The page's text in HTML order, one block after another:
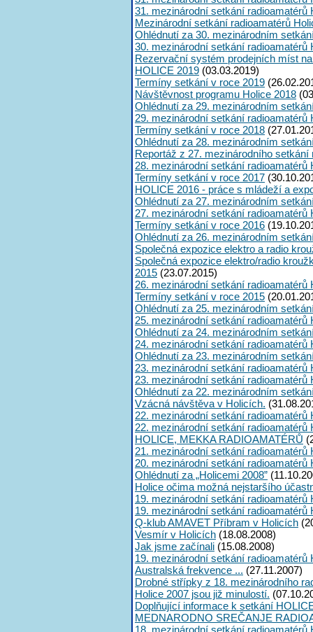
31. mezinárodní setkání radioamatérů
Mezinárodní setkání radioamatérů
Ohlédnutí za 30. mezinárodním
30. mezinárodní setkání radioamatérů
Rezervační systém prodejních míst
HOLICE 2019 (03.03.2019)
Termíny setkání v roce 2019
Návštěvnost programu Holice 2018
Ohlédnutí za 29. mezinárodním
29. mezinárodní setkání radioamatérů
Termíny setkání v roce 2018
Ohlédnutí za 28. mezinárodním
Reportáž z 27. mezinárodního setkání
28. mezinárodní setkání radioamatérů
Termíny setkání v roce 2017
HOLICE 2016 - práce s mládeží a
Ohlédnutí za 27. mezinárodním
27. mezinárodní setkání radioamatérů
Termíny setkání v roce 2016
Ohlédnutí za 26. mezinárodním
Společná expozice elektro a radio
Společná expozice elektro/radio
2015 (23.07.2015)
26. mezinárodní setkání radioamatérů
Termíny setkání v roce 2015
Ohlédnutí za 25. mezinárodním
25. mezinárodní setkání radioamatérů
Ohlédnutí za 24. mezinárodním
24. mezinárodní setkání radioamatérů
Ohlédnutí za 23. mezinárodním
23. mezinárodní setkání
23. mezinárodní setkání radioamatérů
Ohlédnutí za 22. mezinárodním
Vzácná návštěva v Holicích.
22. mezinárodní setkání
22. mezinárodní setkání radioamatérů
HOLICE, MEKKA RADIOAMATÉRŮ
21. mezinárodní setkání radioamatérů
20. mezinárodní setkání radioamatérů
Ohlédnutí za „Holicemi 2008”
Holice očima možná nejstaršího
19. mezinárodní setkání radioamatérů
19. mezinárodní setkání
Q-klub AMAVET Příbram v Holicích
Vesmír v Holicích (18.08.2008)
Jak jsme začínali (15.08.2008)
19. mezinárodní setkání
Australská frekvence ... (27.11.2007)
Drobné střípky z 18. mezinárodního
Holice 2007 jsou již minulostí.
Doplňující informace k setkání
MEDNARODNO SREČANJE
18. mezinárodní setkání radioamatérů